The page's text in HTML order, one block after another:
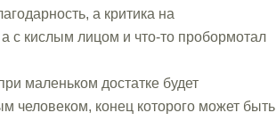
а критика на
с кислым лицом и что-то пробормотал
маленьком достатке будет
человеком, конец которого может быть